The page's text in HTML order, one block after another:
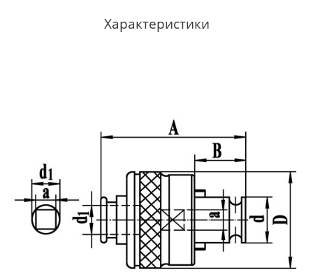
Характеристики